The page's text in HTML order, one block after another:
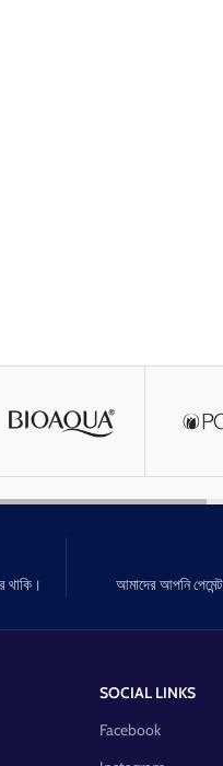
থাকি। আমাদের আপনি
SOCIAL LINKS
Facebook